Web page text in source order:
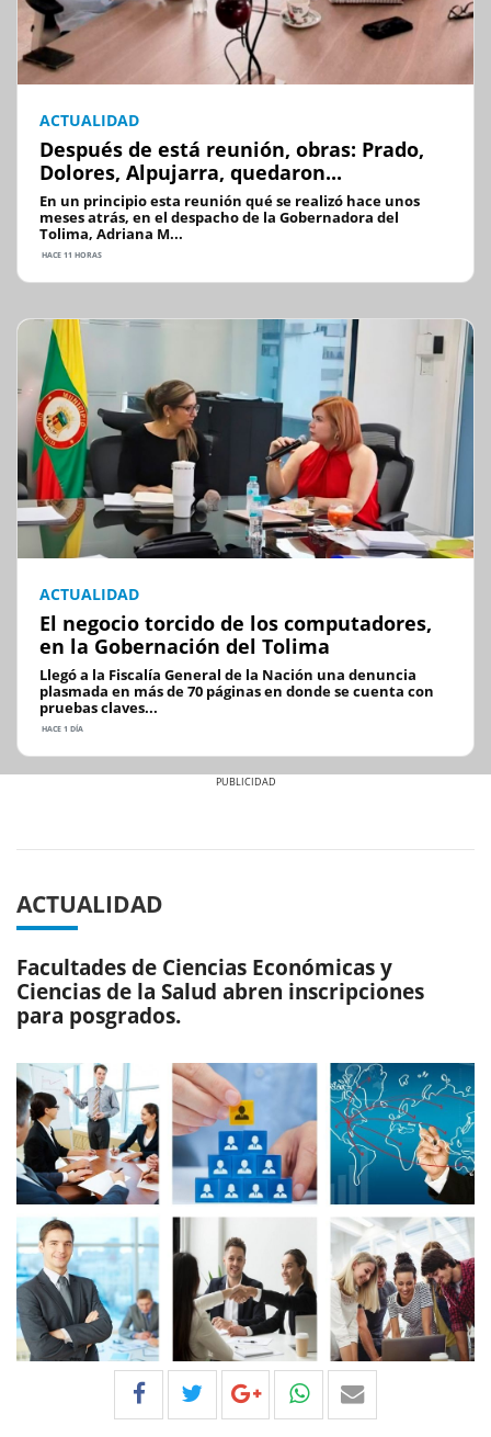
ACTUALIDAD
Después de está reunión, obras: Prado,
Dolores, Alpujarra, quedaron...
En un principio esta reunión qué se realizó hace unos
meses atrás, en el despacho de la Gobernadora del
Tolima, Adriana M...
HACE 11 HORAS
ACTUALIDAD
El negocio torcido de los computadores,
en la Gobernación del Tolima
Llegó a la Fiscalía General de la Nación una denuncia
plasmada en más de 70 páginas en donde se cuenta con
pruebas claves...
HACE 1 DÍA
ACTUALIDAD
Facultades de Ciencias Económicas y
Ciencias de la Salud abren inscripciones
para posgrados.